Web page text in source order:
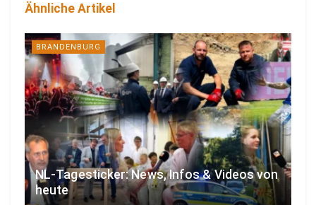
Ähnliche Artikel
BRANDENBURG
NL-Tagesticker: News, Infos & Videos von
heute